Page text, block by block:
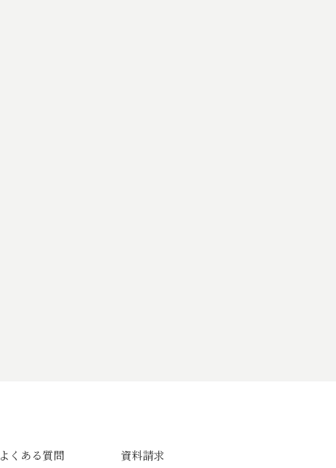
よくある質問 資料請求